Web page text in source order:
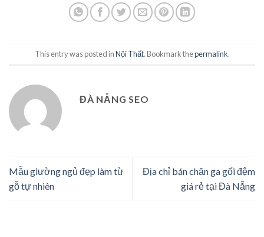
This entry was posted inNội Thất. Bookmark thepermalink.
ĐÀ NẴNG SEO
Mẫu giường ngủ đẹp làm từ
gỗ tự nhiên
Địa chỉ bán chăn ga gối đệm
giá rẻ tại Đà Nẵng